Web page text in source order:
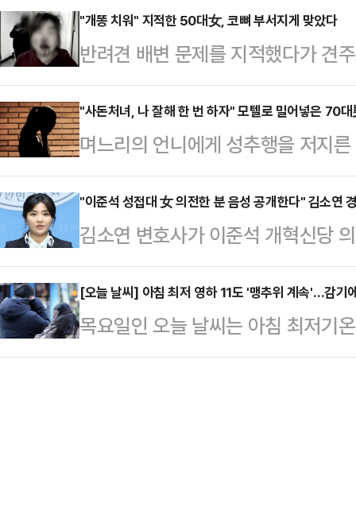
사할 가능성이 커져서다. 지도부는
이어가고 있지만, 실제로 '탄핵'을
야 할 것이란 분석이 나온다.박찬대
서 "한 권한대행에 경고한다. 거부
법안에 거부권을 행사할 것이라는
이 된 것으로 …
"개똥 치워" 지적한 50대女, 코뼈 부서지게 맞았다
반려견 배변 문제를 지적했다가 견
대 여성의 사연이 알려지면서 공분
르면 대전의 한 빌라에 거주하는
심한 구타를 당했다.앞서 A씨는 윗
견과 산책하는 모습을 목격했다. 문
쪽에 배변한 뒤 A씨를 향해 짖으며
배변했다. 치워달라"고 요청했다.
며 반말로…
"사돈처녀, 나 잘해 한 번 하자" 모텔로 밀어넣은 70
며느리의 언니에게 성추행을 저지
지고 있다.17일 JTBC '사건반장'은
뒤 정신적 충격으로 직장을 잃고
의 사연을 다뤘다.A씨에 따르면 가
왕래가 잦았다고. A씨도 사돈댁과
는 발언으로 점차 거리를 두게 됐다
동생의 시아버지 B씨는 A씨에게 "
라고 말했다…
"이준석 성접대 女 의전한 분 음성 공개한다" 김소연
김소연 변호사가 이준석 개혁신당
공개하겠다고 밝혀 파문이 일고 있
해 "준석아 잘났다. 네가 최고 존엄
"시알리스 2알 먹고 성 상납 받은
대표. 아주 그냥 네 X 최고 굵다"고
[오늘 날씨] 아침 최저 영하 11도 '맹추위 계속'…감기
목요일인 오늘 날씨는 아침 최저기
속되겠다.기상청은 18일 "아침 기